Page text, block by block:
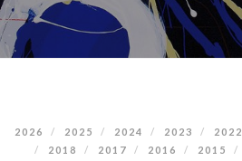
2026 2025 2024 2023 2022
2018
2017 2016 2015